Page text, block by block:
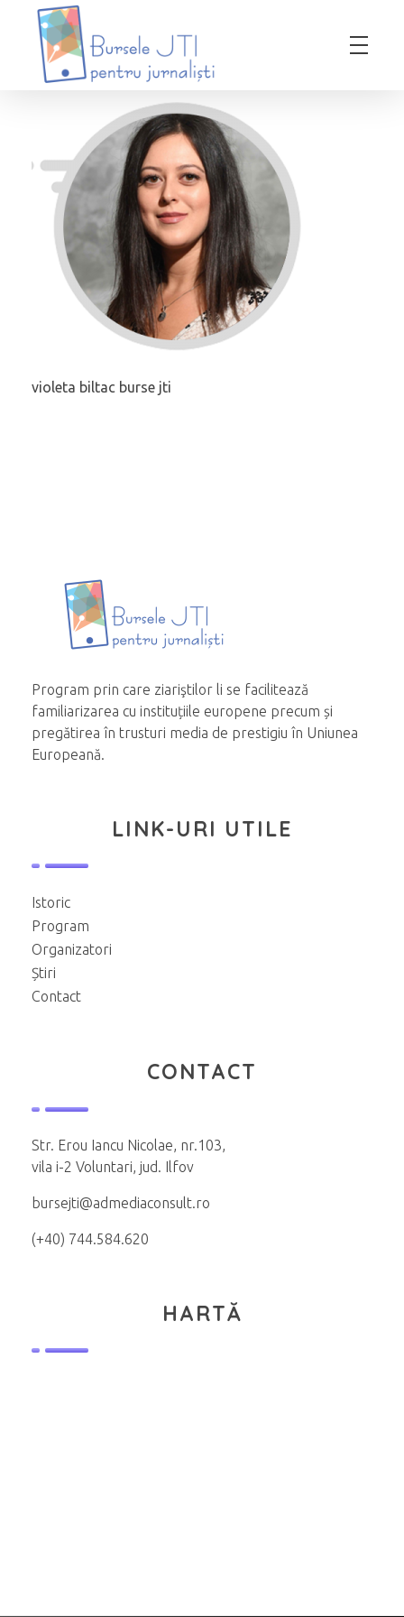
violeta biltac burse jti
Program prin care ziariştilor li se facilitează
familiarizarea cu instituțiile europene precum și
pregătirea în trusturi media de prestigiu în Uniunea
Europeană.
LINK-URI UTILE
Istoric
Program
Organizatori
Știri
Contact
CONTACT
Str. Erou Iancu Nicolae, nr.103,
vila i-2 Voluntari, jud. Ilfov
bursejti@admediaconsult.ro
(+40) 744.584.620
HARTĂ